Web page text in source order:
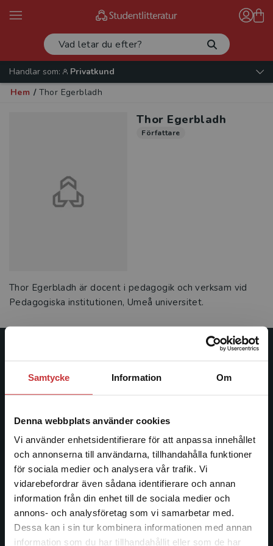
Samtycke Information Om
Denna webbplats använder cookies
Vi använder enhetsidentifierare för att anpassa innehållet
och annonserna till användarna, tillhandahålla funktioner
för sociala medier och analysera vår trafik. Vi
vidarebefordrar även sådana identifierare och annan
information från din enhet till de sociala medier och
annons- och analysföretag som vi samarbetar med.
Dessa kan i sin tur kombinera informationen med annan
information som du har tillhandahållit eller som de har
Begränsad fraktregion
Handlar som:
Privatkund
Hem / Thor Egerbladh
Thor Egerbladh
Författare
Thor Egerbladh är docent i pedagogik och verksam vid
Pedagogiska institutionen, Umeå universitet.
Studentlitteratur
Studentlitteratur grundades 1963 och är idag Sveriges
facklitteratur, utbildningar och digitala
längs hela kunskapsresan.
Kontakta oss
Kontakta oss
046-31 20 00